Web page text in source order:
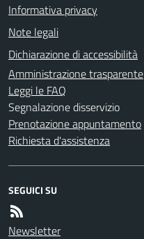
Informativa privacy
Note legali
Dichiarazione di accessibilità
Amministrazione trasparente
Leggi le FAQ
Segnalazione disservizio
Prenotazione appuntamento
Richiesta d'assistenza
SEGUICI SU
Newsletter